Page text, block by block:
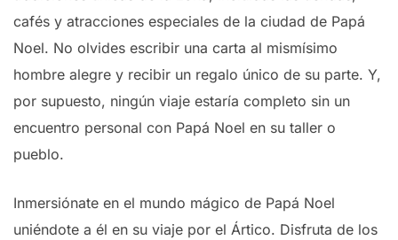
cafés y atracciones especiales de la ciudad de Papá
Noel. No olvides escribir una carta al mismísimo
hombre alegre y recibir un regalo único de su parte. Y,
por supuesto, ningún viaje estaría completo sin un
encuentro personal con Papá Noel en su taller o
pueblo.
Inmersiónate en el mundo mágico de Papá Noel
uniéndote a él en su viaje por el Ártico. Disfruta de los